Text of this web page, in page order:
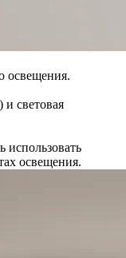
освещения.
световая
использовать
освещения.